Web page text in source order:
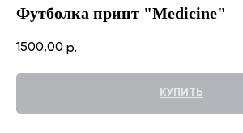
Футболка принт "Medicine"
1500,00 р.
КУПИТЬ